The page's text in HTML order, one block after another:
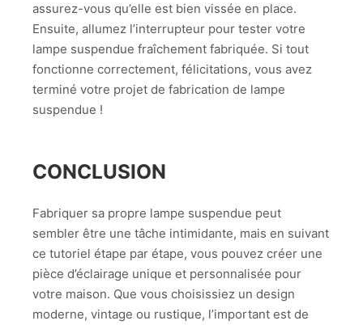
assurez-vous qu’elle est bien vissée en place.
Ensuite, allumez l’interrupteur pour tester votre
lampe suspendue fraîchement fabriquée. Si tout
fonctionne correctement, félicitations, vous avez
terminé votre projet de fabrication de lampe
suspendue !
CONCLUSION
Fabriquer sa propre lampe suspendue peut
sembler être une tâche intimidante, mais en suivant
ce tutoriel étape par étape, vous pouvez créer une
pièce d’éclairage unique et personnalisée pour
votre maison. Que vous choisissiez un design
moderne, vintage ou rustique, l’important est de